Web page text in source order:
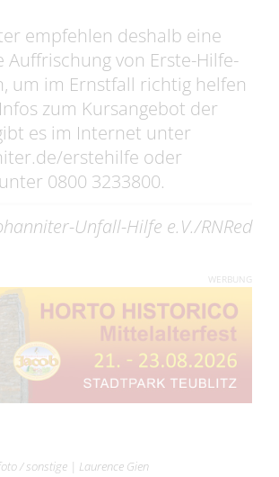
empfehlen deshalb eine
Auffrischung von Erste-Hilfe-
um im Ernstfall richtig helfen
zum Kursangebot der
es im Internet unter
erstehilfe oder
0800 3233800.
Unfall-Hilfe e.V./RNRed
WERBUNG
/ sonstige | Laurence Gien